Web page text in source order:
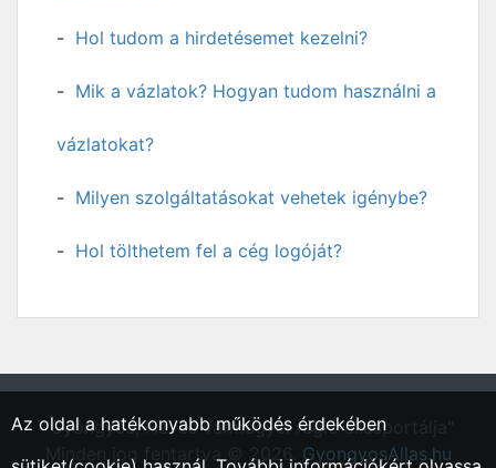
Hol tudom a hirdetésemet kezelni?
Mik a vázlatok? Hogyan tudom használni a
vázlatokat?
Milyen szolgáltatásokat vehetek igénybe?
Hol tölthetem fel a cég logóját?
"Gyöngyös, Heves vármegyei régió állásportálja"
Minden jog fentartva © 2026. GyongyosAllas.hu
Az oldal a hatékonyabb működés érdekében